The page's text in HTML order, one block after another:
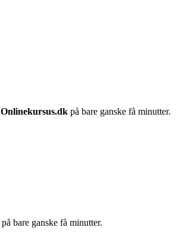
Onlinekursus.dk på bare ganske få minutter.
på bare ganske få minutter.